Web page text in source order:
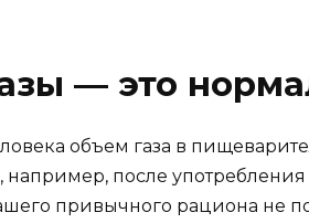
— это
объем газа в
например, после
привычного рациона не